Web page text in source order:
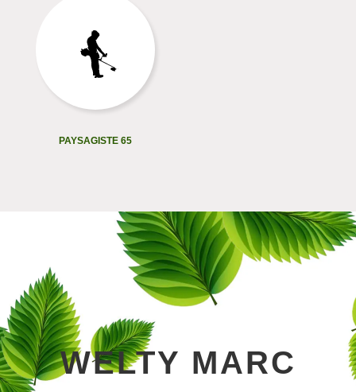
PAYSAGISTE 65
WELTY MARC